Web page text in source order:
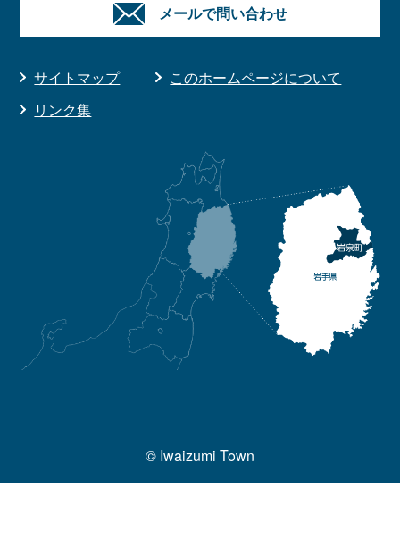
メールで問い合わせ
サイトマップ
このホームページについて
リンク集
© Iwaizumi Town